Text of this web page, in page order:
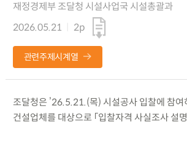
재정경제부 조달청 시설사업국 시설총괄과
2026.05.21
2p
관련주제시계열
조달청은 ’26.5.21.(목) 시설공사 입찰에 참여
건설업체를 대상으로 「입찰자격 사실조사 설